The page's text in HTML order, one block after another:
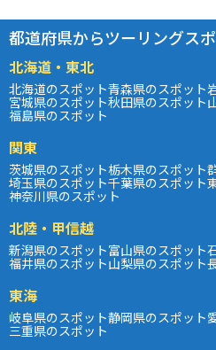
都道府県からツーリングス
北海道・東北
北海道のスポット青森県のスポット
宮城県のスポット秋田県のスポット
福島県のスポット
関東
茨城県のスポット栃木県のスポット
埼玉県のスポット千葉県のスポット
神奈川県のスポット
北陸・甲信越
新潟県のスポット富山県のスポット
福井県のスポット山梨県のスポット
東海
岐阜県のスポット静岡県のスポット
三重県のスポット